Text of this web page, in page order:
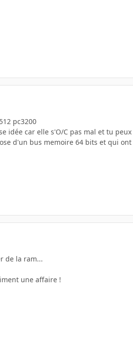
pc3200
idée car elle s'O/C pas mal et tu
d'un bus memoire 64 bits et qui
de la ram...
une affaire !